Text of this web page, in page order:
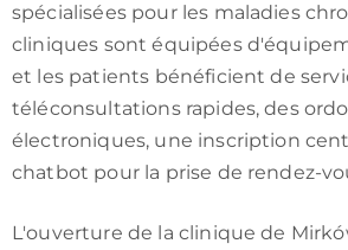
spécialisées pour les maladies
cliniques sont équipées
et les patients bénéficient de
téléconsultations rapides, des
électroniques, une inscription
chatbot pour la prise de rendez-
L'ouverture de la clinique de